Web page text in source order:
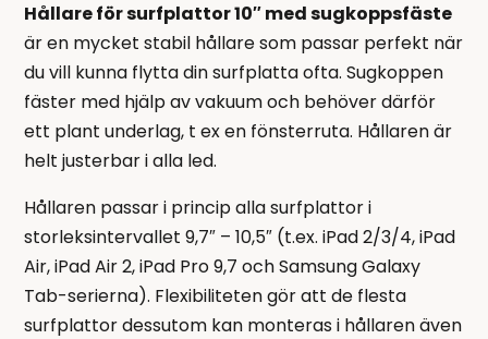
Hållare för surfplattor 10″ med sugkoppsfäste
är en mycket stabil hållare som passar perfekt när
du vill kunna flytta din surfplatta ofta. Sugkoppen
fäster med hjälp av vakuum och behöver därför
ett plant underlag, t ex en fönsterruta. Hållaren är
helt justerbar i alla led.
Hållaren passar i princip alla surfplattor i
storleksintervallet 9,7″ – 10,5″ (t.ex. iPad 2/3/4, iPad
Air, iPad Air 2, iPad Pro 9,7 och Samsung Galaxy
Tab-serierna). Flexibiliteten gör att de flesta
surfplattor dessutom kan monteras i hållaren även